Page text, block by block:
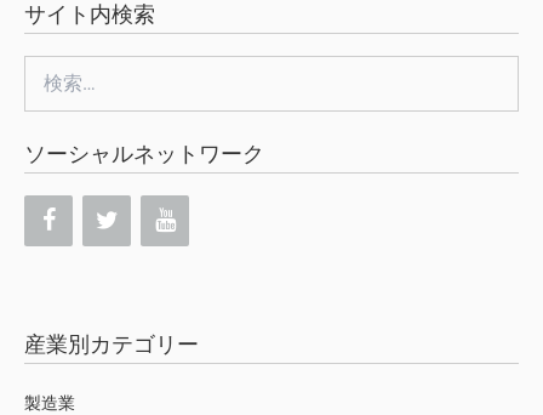
サイト内検索
索:
ソーシャルネットワーク
産業別カテゴリー
製造業